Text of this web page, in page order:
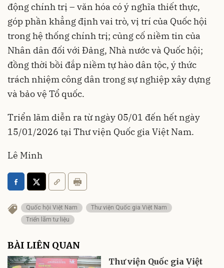
động chính trị – văn hóa có ý nghĩa thiết thực,
góp phần khẳng định vai trò, vị trí của Quốc hội
trong hệ thống chính trị; củng cố niềm tin của
Nhân dân đối với Đảng, Nhà nước và Quốc hội;
đồng thời bồi đắp niềm tự hào dân tộc, ý thức
trách nhiệm công dân trong sự nghiệp xây dựng
và bảo vệ Tổ quốc.
Triển lãm diễn ra từ ngày 05/01 đến hết ngày
15/01/2026 tại Thư viện Quốc gia Việt Nam.
Lê Minh
Quốc hội Việt Nam
Thư viện Quốc gia Việt Nam
Triển lãm tư liệu
BÀI LIÊN QUAN
Thư viện Quốc gia Việt